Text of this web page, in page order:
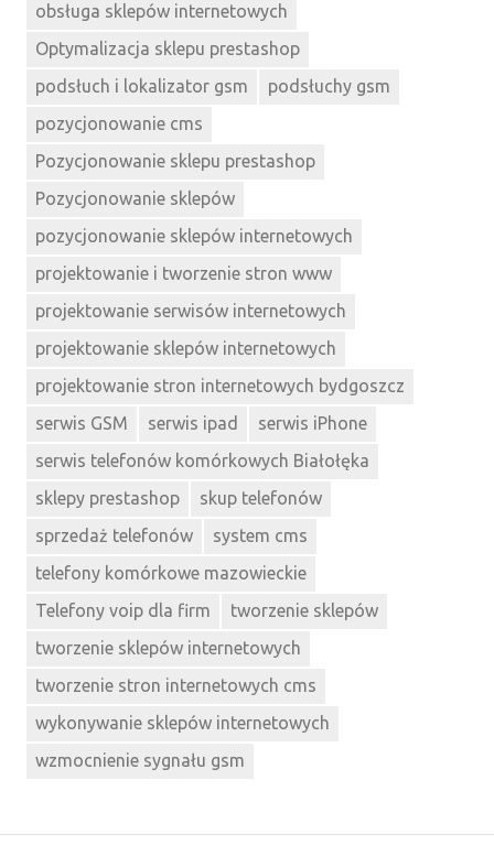
obsługa sklepów internetowych
Optymalizacja sklepu prestashop
podsłuch i lokalizator gsm
podsłuchy gsm
pozycjonowanie cms
Pozycjonowanie sklepu prestashop
Pozycjonowanie sklepów
pozycjonowanie sklepów internetowych
projektowanie i tworzenie stron www
projektowanie serwisów internetowych
projektowanie sklepów internetowych
projektowanie stron internetowych bydgoszcz
serwis GSM
serwis ipad
serwis iPhone
serwis telefonów komórkowych Białołęka
sklepy prestashop
skup telefonów
sprzedaż telefonów
system cms
telefony komórkowe mazowieckie
Telefony voip dla firm
tworzenie sklepów
tworzenie sklepów internetowych
tworzenie stron internetowych cms
wykonywanie sklepów internetowych
wzmocnienie sygnału gsm